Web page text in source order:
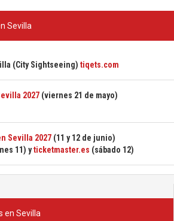
en Sevilla
Sevilla
(City Sightseeing) tiqets.com
2027 (viernes 21 de mayo)
Sevilla 2027 (11 y 12 de junio)
11) yticketmaster.es (sábado 12)